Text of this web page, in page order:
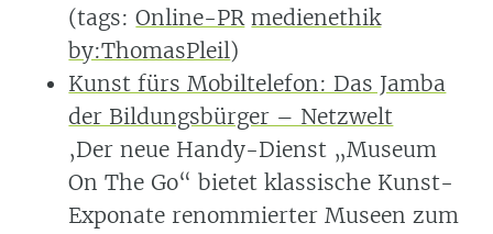
(tags:Online-PR medienethik
by:ThomasPleil)
Kunst fürs Mobiltelefon: Das Jamba
der Bildungsbürger – Netzwelt
‚Der neue Handy-Dienst „Museum
On The Go“ bietet klassische Kunst-
Exponate renommierter Museen zum